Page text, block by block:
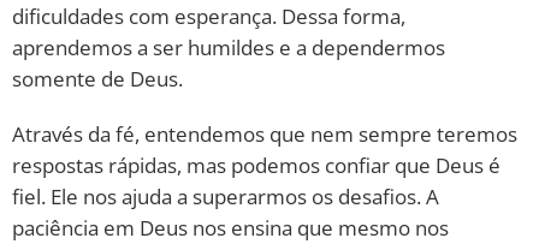
dificuldades com esperança. Dessa forma,
aprendemos a ser humildes e a dependermos
somente de Deus.
Através da fé, entendemos que nem sempre teremos
respostas rápidas, mas podemos confiar que Deus é
fiel. Ele nos ajuda a superarmos os desafios. A
paciência em Deus nos ensina que mesmo nos